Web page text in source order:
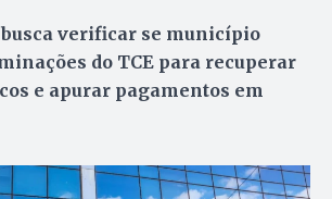
verificar se município
do TCE para recuperar
e apurar pagamentos em